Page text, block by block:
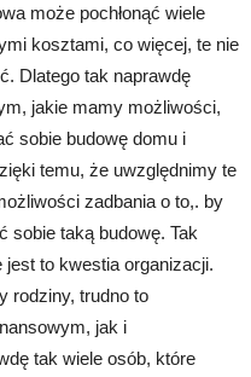
może pochłonąć wiele
kosztami, co więcej, te nie
Dlatego tak naprawdę
jakie mamy możliwości,
sobie budowę domu i
temu, że uwzględnimy te
zadbania o to,. by
sobie taką budowę. Tak
to kwestia organizacji.
rodziny, trudno to
jak i
tak wiele osób, które